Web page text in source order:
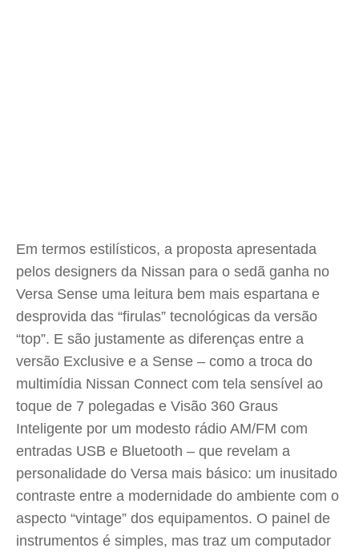
Em termos estilísticos, a proposta apresentada
pelos designers da Nissan para o sedã ganha no
Versa Sense uma leitura bem mais espartana e
desprovida das “firulas” tecnológicas da versão
“top”. E são justamente as diferenças entre a
versão Exclusive e a Sense – como a troca do
multimídia Nissan Connect com tela sensível ao
toque de 7 polegadas e Visão 360 Graus
Inteligente por um modesto rádio AM/FM com
entradas USB e Bluetooth – que revelam a
personalidade do Versa mais básico: um inusitado
contraste entre a modernidade do ambiente com o
aspecto “vintage” dos equipamentos. O painel de
instrumentos é simples, mas traz um computador